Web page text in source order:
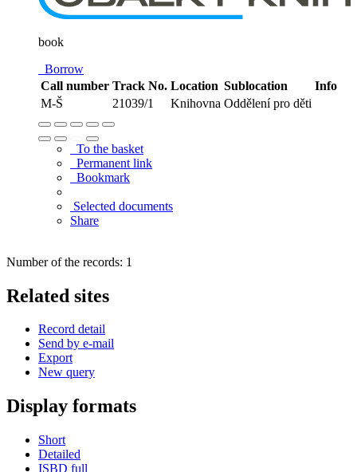
book
Borrow
Call number Track No. Location Sublocation
Info
M-Š
21039/1 Knihovna Oddělení pro děti
To the basket
Permanent link
Bookmark
Selected documents
Share
Number of the records: 1
Related sites
Record detail
Send by e-mail
Export
New query
Display formats
Short
Detailed
ISBD full